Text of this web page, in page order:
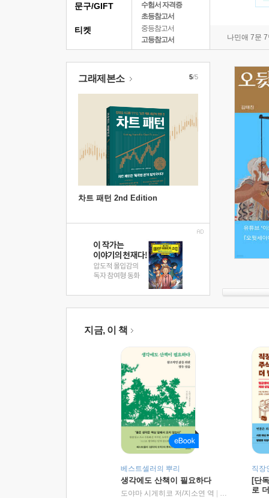
수험서 자격증
초등참고서
중등참고서
고등참고서
나민애 7문
문구/GIFT
티켓
그래제본소
차트 패턴 2nd Edition
5/5
지금, 이 책
베스트셀러의 뿌리
생각에도 산책이 필요하다
도야마 시게히코 저/지소연 역
알에이치코리
직장
[단
로